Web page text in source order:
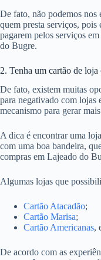
De fato, não podemos nos
quem presta serviços,
pagarem pelos serviços
do Bugre.
2. Tenha um cartão de
De fato, existem muitas
para negativado com lojas
mecanismo para gerar
A dica é encontrar uma
com uma boa bandeira,
compras em Lajeado do
Algumas lojas que
Cartão Atacadão;
Cartão Marisa;
Cartão Americanas,
De acordo com as